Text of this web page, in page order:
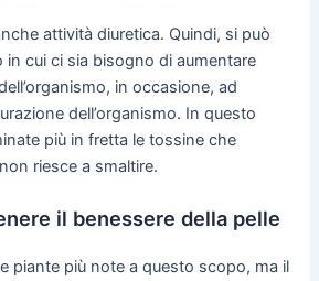
attività diuretica. Quindi, si può
in cui ci sia bisogno di aumentare
in occasione, ad
dell’organismo. In questo
più in fretta le tossine che
riesce a smaltire.
il benessere della pelle
piante più note a questo scopo, ma il